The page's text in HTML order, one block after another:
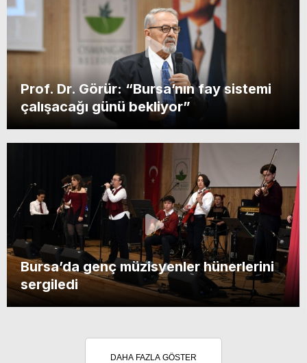
Prof. Dr. Görür: “Bursa’nın fay sistemi
çalışacağı günü bekliyor”
Bursa’da genç müzisyenler hünerlerini
sergiledi
DAHA FAZLA GÖSTER